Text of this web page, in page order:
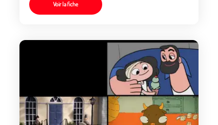
Voir la fiche